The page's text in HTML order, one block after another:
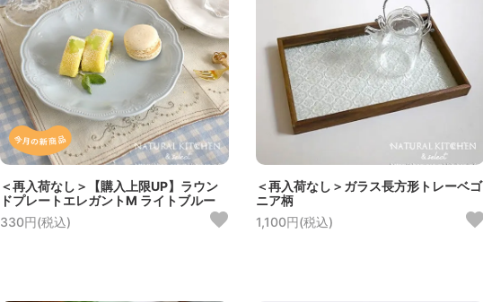
＜再入荷なし＞【購入上限UP】ラウン
ドプレートエレガントM ライトブルー
330円(税込)
＜再入荷なし＞ガラス長方形トレーベゴ
ニア柄
1,100円(税込)